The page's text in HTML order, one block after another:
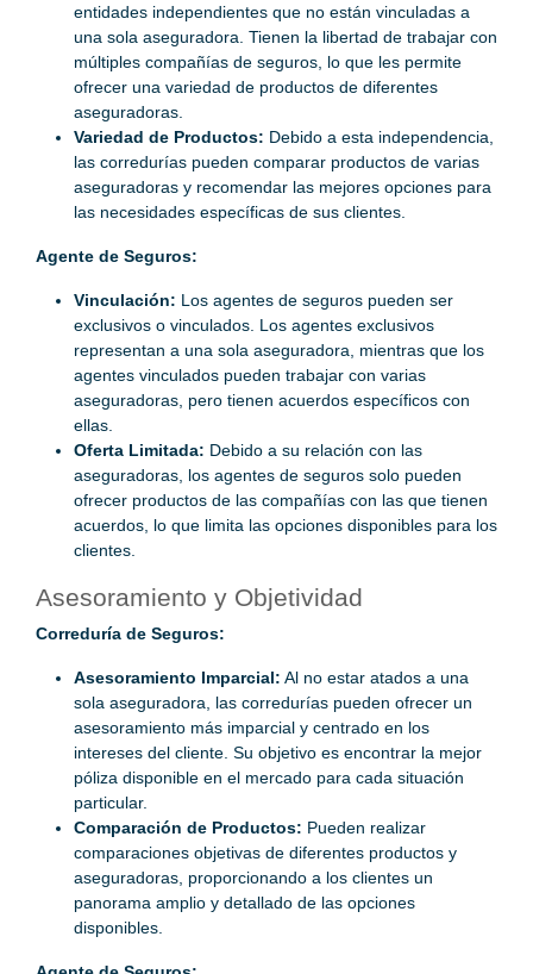
entidades independientes que no están vinculadas a
una sola aseguradora. Tienen la libertad de trabajar con
múltiples compañías de seguros, lo que les permite
ofrecer una variedad de productos de diferentes
aseguradoras.
Variedad de Productos: Debido a esta independencia,
las corredurías pueden comparar productos de varias
aseguradoras y recomendar las mejores opciones para
las necesidades específicas de sus clientes.
Agente de Seguros:
Vinculación: Los agentes de seguros pueden ser
exclusivos o vinculados. Los agentes exclusivos
representan a una sola aseguradora, mientras que los
agentes vinculados pueden trabajar con varias
aseguradoras, pero tienen acuerdos específicos con
ellas.
Oferta Limitada: Debido a su relación con las
aseguradoras, los agentes de seguros solo pueden
ofrecer productos de las compañías con las que tienen
acuerdos, lo que limita las opciones disponibles para los
clientes.
Asesoramiento y Objetividad
Correduría de Seguros:
Asesoramiento Imparcial: Al no estar atados a una
sola aseguradora, las corredurías pueden ofrecer un
asesoramiento más imparcial y centrado en los
intereses del cliente. Su objetivo es encontrar la mejor
póliza disponible en el mercado para cada situación
particular.
Comparación de Productos: Pueden realizar
comparaciones objetivas de diferentes productos y
aseguradoras, proporcionando a los clientes un
panorama amplio y detallado de las opciones
disponibles.